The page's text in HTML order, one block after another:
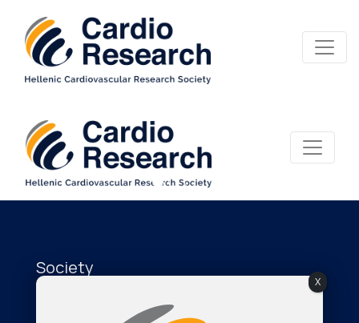
Society
X